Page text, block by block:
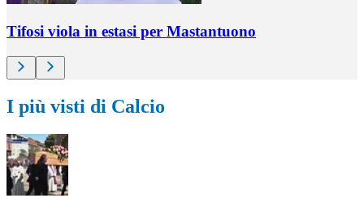
Tifosi viola in estasi per Mastantuono
I più visti di Calcio